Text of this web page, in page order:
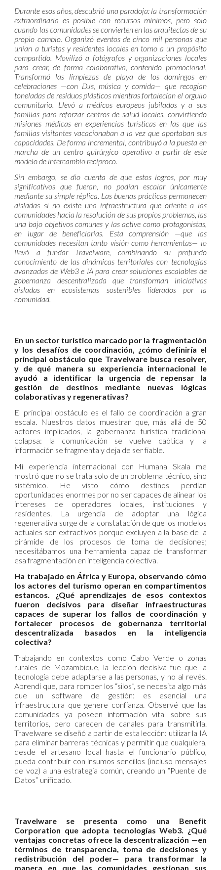
Durante esos años, descubrió una paradoja: la transformación
extraordinaria es posible con recursos mínimos, pero solo
cuando las comunidades se convierten en las arquitectas de su
propio cambio. Organizó eventos de cinco mil personas que
unían a turistas y residentes locales en torno a un propósito
compartido. Movilizó a fotógrafos y organizaciones locales
para crear, de forma colaborativa, contenido promocional.
Transformó las limpiezas de playa de los domingos en
celebraciones —con DJs, música y comida— que recogían
toneladas de residuos plásticos mientras fortalecían el orgullo
comunitario. Llevó a médicos europeos jubilados y a sus
familias para reforzar centros de salud locales, convirtiendo
misiones médicas en experiencias turísticas en las que las
familias visitantes vacacionaban a la vez que aportaban sus
capacidades. De forma incremental, contribuyó a la puesta en
marcha de un centro quirúrgico operativo a partir de este
modelo de intercambio recíproco.
Sin embargo, se dio cuenta de que estos logros, por muy
significativos que fueran, no podían escalar únicamente
mediante su simple réplica. Las buenas prácticas permanecen
aisladas si no existe una infraestructura que oriente a las
comunidades hacia la resolución de sus propios problemas, las
una bajo objetivos comunes y las active como protagonistas,
en lugar de beneficiarias. Esta comprensión —que las
comunidades necesitan tanto visión como herramientas— lo
llevó a fundar Travelware, combinando su profundo
conocimiento de las dinámicas territoriales con tecnologías
avanzadas de Web3 e IA para crear soluciones escalables de
gobernanza descentralizada que transforman iniciativas
aisladas en ecosistemas sostenibles liderados por la
comunidad.
En un sector turístico marcado por la fragmentación
y los desafíos de coordinación, ¿cómo definiría el
principal obstáculo que Travelware busca resolver,
y de qué manera su experiencia internacional le
ayudó a identificar la urgencia de repensar la
gestión de destinos mediante nuevas lógicas
colaborativas y regenerativas?
El principal obstáculo es el fallo de coordinación a gran
escala. Nuestros datos muestran que, más allá de 50
actores implicados, la gobernanza turística tradicional
colapsa: la comunicación se vuelve caótica y la
información se fragmenta y deja de ser fiable.
Mi experiencia internacional con Humana Skala me
mostró que no se trata solo de un problema técnico, sino
sistémico. He visto cómo destinos perdían
oportunidades enormes por no ser capaces de alinear los
intereses de operadores locales, instituciones y
residentes. La urgencia de adoptar una lógica
regenerativa surge de la constatación de que los modelos
actuales son extractivos porque excluyen a la base de la
pirámide de los procesos de toma de decisiones;
necesitábamos una herramienta capaz de transformar
esa fragmentación en inteligencia colectiva.
Ha trabajado en África y Europa, observando cómo
los actores del turismo operan en compartimentos
estancos. ¿Qué aprendizajes de esos contextos
fueron decisivos para diseñar infraestructuras
capaces de superar los fallos de coordinación y
fortalecer procesos de gobernanza territorial
descentralizada basados en la inteligencia
colectiva?
Trabajando en contextos como Cabo Verde o zonas
rurales de Mozambique, la lección decisiva fue que la
tecnología debe adaptarse a las personas, y no al revés.
Aprendí que, para romper los “silos”, se necesita algo más
que un software de gestión: es esencial una
infraestructura que genere confianza. Observé que las
comunidades ya poseen información vital sobre sus
territorios, pero carecen de canales para transmitirla.
Travelware se diseñó a partir de esta lección: utilizar la IA
para eliminar barreras técnicas y permitir que cualquiera,
desde el artesano local hasta el funcionario público,
pueda contribuir con insumos sencillos (incluso mensajes
de voz) a una estrategia común, creando un “Puente de
Datos” unificado.
Travelware se presenta como una Benefit
Corporation que adopta tecnologías Web3. ¿Qué
ventajas concretas ofrece la descentralización —en
términos de transparencia, toma de decisiones y
redistribución del poder— para transformar la
manera en que las comunidades gestionan sus